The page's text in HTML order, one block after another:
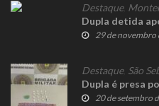
Destaque,
Dupla detida
29 de novembro
Destaque, São
Dupla é presa
20 de setembro